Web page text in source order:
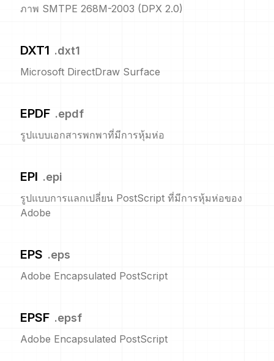
ภาพ SMTPE 268M-2003 (DPX 2.0)
DXT1 .dxt1
Microsoft DirectDraw Surface
EPDF .epdf
รูปแบบเอกสารพกพาที่มีการหุ้มห่อ
EPI .epi
รูปแบบการแลกเปลี่ยน PostScript ที่มีการหุ้มห่อของ
Adobe
EPS .eps
Adobe Encapsulated PostScript
EPSF .epsf
Adobe Encapsulated PostScript